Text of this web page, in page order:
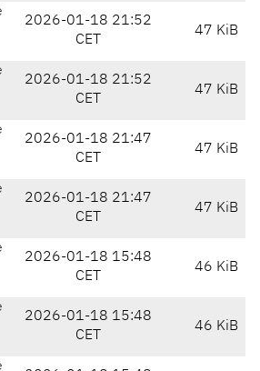
2026-01-18 21:52
CET
47 KiB
2026-01-18 21:52
CET
47 KiB
2026-01-18 21:47
CET
47 KiB
2026-01-18 21:47
CET
47 KiB
2026-01-18 15:48
CET
46 KiB
2026-01-18 15:48
CET
46 KiB